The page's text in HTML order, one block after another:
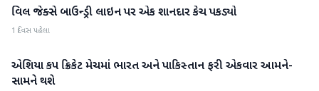
રમતગમત
વિલ જેક્સે બાઉન્ડ્રી લાઇન પર એક શાનદાર કેચ પકડ્યો
1 દિવસ પહેલા
રમતગમત
એશિયા કપ ક્રિકેટ મેચમાં ભારત અને પાકિસ્તાન ફરી એકવાર આમને-
સામને થશે